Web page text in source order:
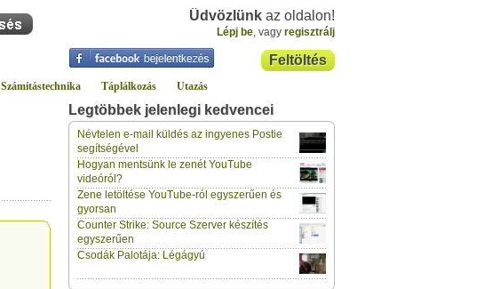
Üdvözlünk az oldalon!
Lépj be, vagy regisztrálj
Feltöltés
Számítástechnika Táplálkozás Utazás
Legtöbbek jelenlegi kedvencei
Névtelen e-mail küldés az ingyenes Postie
segítségével
Hogyan mentsünk le zenét YouTube
videóról?
Zene letöltése YouTube-ról egyszerűen és
gyorsan
Counter Strike: Source Szerver készítés
egyszerűen
Csodák Palotája: Légágyú
3 hónapja
klaus70a kedvencei közé tette a(z)
Lockerz meghívó és regisztrációcímű
tippet.
3 hónapja
vidazoltan a kedvencei közé tette a(z)
Hogyan csinálják a négy ász kártyatrükköt?
című tippet.
3 hónapja
Egyszerű kártyatrükk: Kártyalap kitalálása
trükkösen
3 hónapja
vidazoltana kedvencei közé tette a(z)
kártyalap a pakli tetejéncímű tippet.